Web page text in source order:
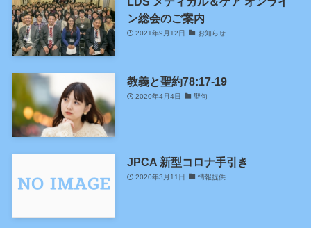
ン総会のご案内
2021年9月12日 お知らせ
教義と聖約78:17-19
2020年4月4日 聖句
JPCA 新型コロナ手引き
2020年3月11日 情報提供